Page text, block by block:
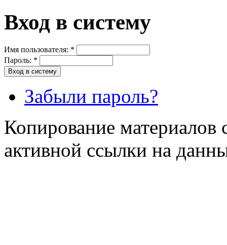
Вход в систему
Имя пользователя: *
Пароль: *
Забыли пароль?
Копирование материалов
активной ссылки на